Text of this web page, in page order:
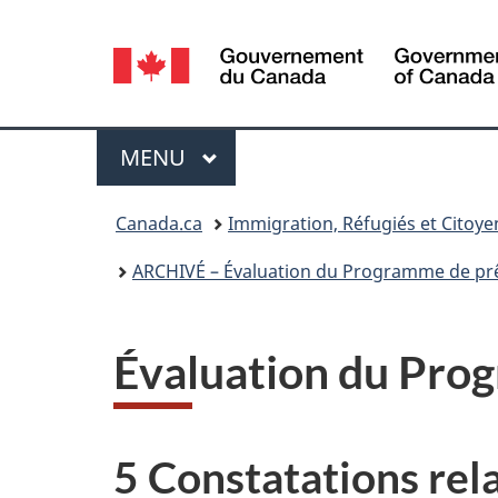
Sélection
de
la
langue
Menu
MENU PRINCIPAL
Canada.ca Immigration, Réfugiés et
ARCHIVÉ – Évaluation du Programme de
Évaluation du
5 Constatations